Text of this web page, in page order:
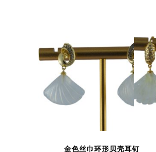
金色丝巾环形贝壳耳钉